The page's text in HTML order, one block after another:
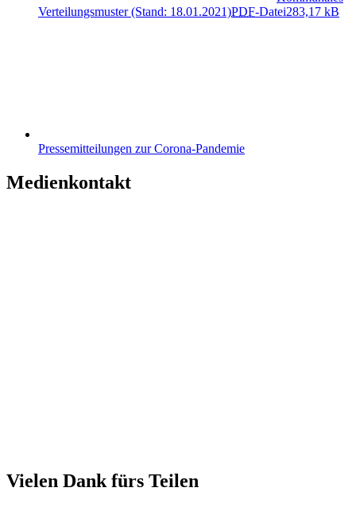
Verteilungsmuster (Stand: 18.01.2021)PDF-Datei283,17 kB
Pressemitteilungen zur Corona-Pandemie
Medienkontakt
Vielen Dank fürs Teilen